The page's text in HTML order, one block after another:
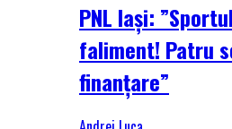
PNL Iași:
faliment! Patru
finanțare”